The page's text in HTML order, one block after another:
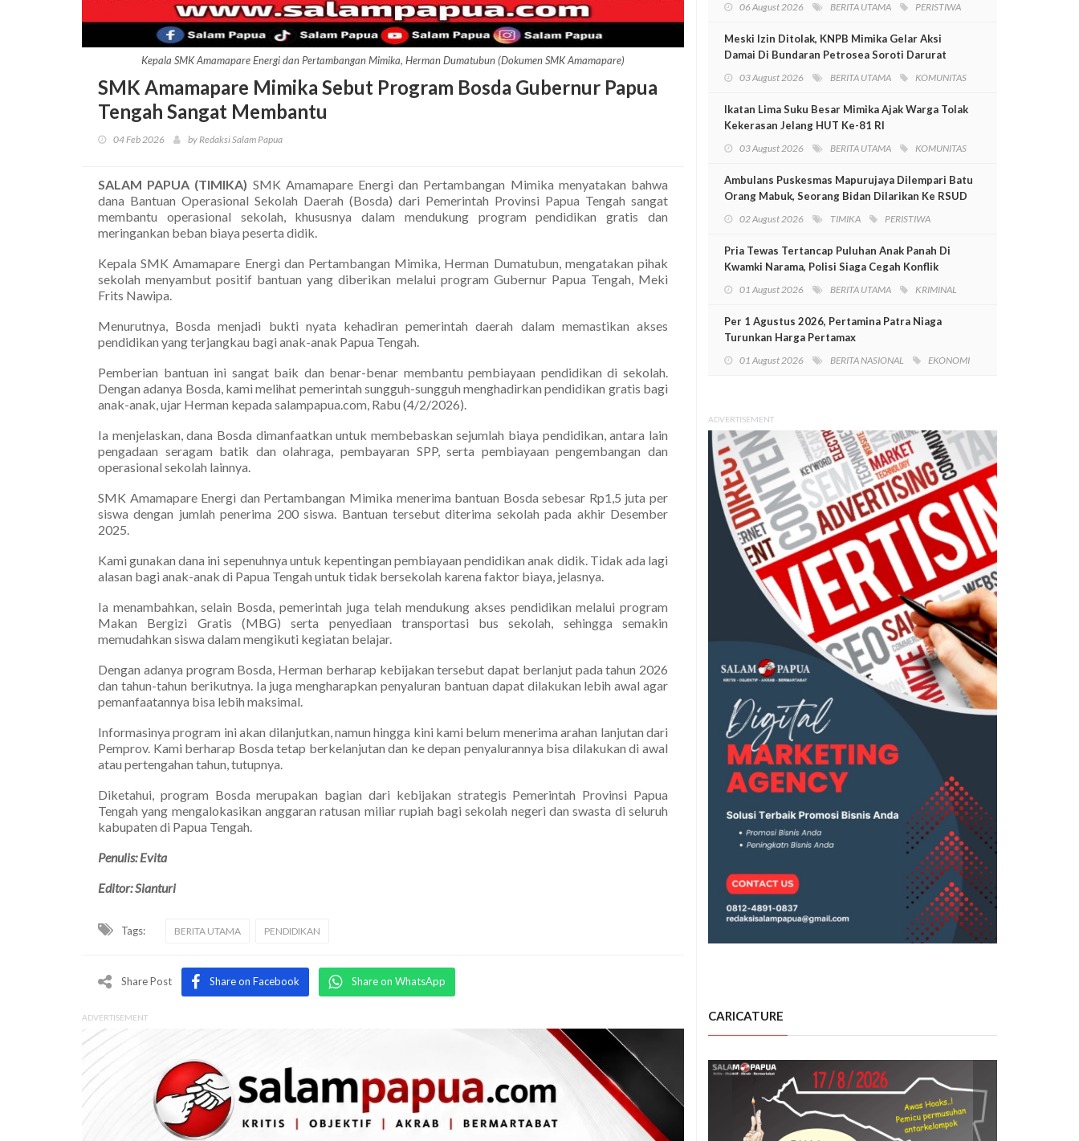
Kepala SMK Amamapare Energi dan Pertambangan Mimika, Herman Dumatubun (Dokumen SMK Amamapare)
SMK Amamapare Mimika Sebut Program Bosda Gubernur Papua
Tengah Sangat Membantu
04 Feb 2026 by Redaksi Salam Papua
SALAM PAPUA (TIMIKA) SMK Amamapare Energi dan Pertambangan Mimika menyatakan bahwa
dana Bantuan Operasional Sekolah Daerah (Bosda) dari Pemerintah Provinsi Papua Tengah sangat
membantu operasional sekolah, khususnya dalam mendukung program pendidikan gratis dan
meringankan beban biaya peserta didik.
Kepala SMK Amamapare Energi dan Pertambangan Mimika, Herman Dumatubun, mengatakan pihak
sekolah menyambut positif bantuan yang diberikan melalui program Gubernur Papua Tengah, Meki
Frits Nawipa.
Menurutnya, Bosda menjadi bukti nyata kehadiran pemerintah daerah dalam memastikan akses
pendidikan yang terjangkau bagi anak-anak Papua Tengah.
Pemberian bantuan ini sangat baik dan benar-benar membantu pembiayaan pendidikan di sekolah.
Dengan adanya Bosda, kami melihat pemerintah sungguh-sungguh menghadirkan pendidikan gratis bagi
anak-anak, ujar Herman kepada salampapua.com, Rabu (4/2/2026).
Ia menjelaskan, dana Bosda dimanfaatkan untuk membebaskan sejumlah biaya pendidikan, antara lain
pengadaan seragam batik dan olahraga, pembayaran SPP, serta pembiayaan pengembangan dan
operasional sekolah lainnya.
SMK Amamapare Energi dan Pertambangan Mimika menerima bantuan Bosda sebesar Rp1,5 juta per
siswa dengan jumlah penerima 200 siswa. Bantuan tersebut diterima sekolah pada akhir Desember
2025.
Kami gunakan dana ini sepenuhnya untuk kepentingan pembiayaan pendidikan anak didik. Tidak ada lagi
alasan bagi anak-anak di Papua Tengah untuk tidak bersekolah karena faktor biaya, jelasnya.
Ia menambahkan, selain Bosda, pemerintah juga telah mendukung akses pendidikan melalui program
Makan Bergizi Gratis (MBG) serta penyediaan transportasi bus sekolah, sehingga semakin
memudahkan siswa dalam mengikuti kegiatan belajar.
Dengan adanya program Bosda, Herman berharap kebijakan tersebut dapat berlanjut pada tahun 2026
dan tahun-tahun berikutnya. Ia juga mengharapkan penyaluran bantuan dapat dilakukan lebih awal agar
pemanfaatannya bisa lebih maksimal.
Informasinya program ini akan dilanjutkan, namun hingga kini kami belum menerima arahan lanjutan dari
Pemprov. Kami berharap Bosda tetap berkelanjutan dan ke depan penyalurannya bisa dilakukan di awal
atau pertengahan tahun, tutupnya.
Diketahui, program Bosda merupakan bagian dari kebijakan strategis Pemerintah Provinsi Papua
Tengah yang mengalokasikan anggaran ratusan miliar rupiah bagi sekolah negeri dan swasta di seluruh
kabupaten di Papua Tengah.
Penulis: Evita
Editor: Sianturi
Tags: BERITA UTAMA PENDIDIKAN
Share Post Share on Facebook Share on WhatsApp
ADVERTISEMENT
06 August 2026 BERITA UTAMA PERISTIWA
Meski Izin Ditolak, KNPB Mimika Gelar Aksi
Damai Di Bundaran Petrosea Soroti Darurat
03 August 2026 BERITA UTAMA KOMUNITAS
Ikatan Lima Suku Besar Mimika Ajak Warga Tolak
Kekerasan Jelang HUT Ke-81 RI
03 August 2026 BERITA UTAMA KOMUNITAS
Ambulans Puskesmas Mapurujaya Dilempari Batu
Orang Mabuk, Seorang Bidan Dilarikan Ke RSUD
02 August 2026 TIMIKA PERISTIWA
Pria Tewas Tertancap Puluhan Anak Panah Di
Kwamki Narama, Polisi Siaga Cegah Konflik
01 August 2026 BERITA UTAMA KRIMINAL
Per 1 Agustus 2026, Pertamina Patra Niaga
Turunkan Harga Pertamax
01 August 2026 BERITA NASIONAL EKONOMI
ADVERTISEMENT
CARICATURE